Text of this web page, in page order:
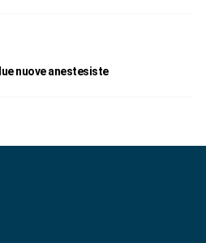
nuove anestesiste